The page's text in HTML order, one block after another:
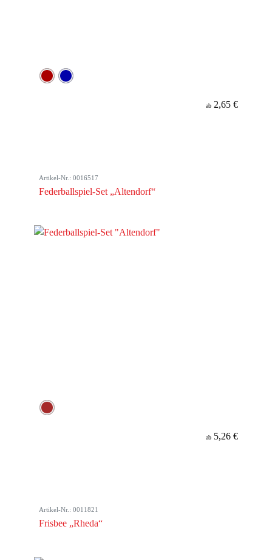
ab 2,65 €
Artikel-Nr.: 0016517
Federballspiel-Set „Altendorf“
ab 5,26 €
Artikel-Nr.: 0011821
Frisbee „Rheda“